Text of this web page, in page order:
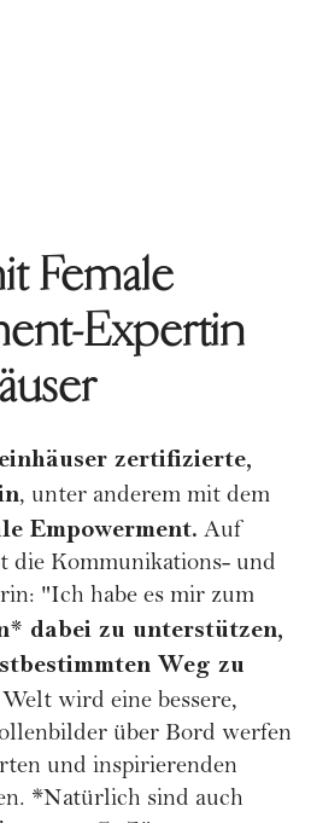
Female
Expertin
zertifizierte,
, unter anderem mit dem
Empowerment. Auf
die Kommunikations- und
"Ich habe es mir zum
dabei zu unterstützen,
Weg zu
wird eine bessere,
über Bord werfen
und inspirierenden
*Natürlich sind auch